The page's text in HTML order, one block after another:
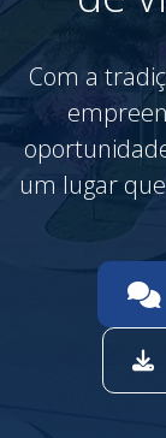
Com a
um lugar